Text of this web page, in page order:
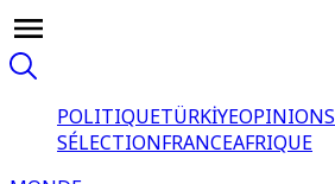
POLITIQUETÜRKİYEOPINIONS
SÉLECTIONFRANCEAFRIQUE